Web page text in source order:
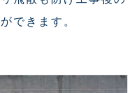
できます。